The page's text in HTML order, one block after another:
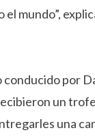
el mundo”,
conducido por
un
una